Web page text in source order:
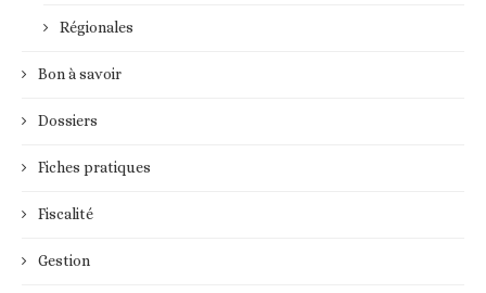
Régionales
Bon à savoir
Dossiers
Fiches pratiques
Fiscalité
Gestion